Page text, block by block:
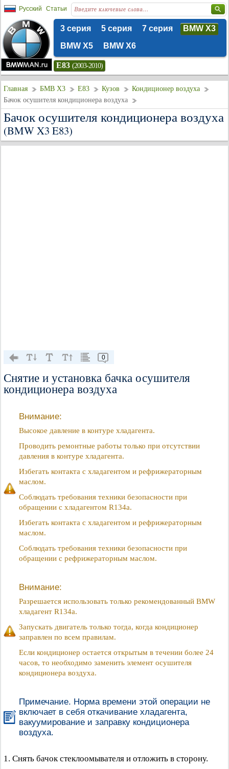
Русский Статьи
3 серия 5 серия 7 серия
BMW X3
BMW X5
BMW X6
E83 (2003-2010)
Главная БМВ Х3 E83 Кузов
Кондиционер воздуха
Бачок осушителя кондиционера воздуха
Бачок осушителя кондиционера воздуха
(BMW X3 E83)
0
Снятие и установка бачка осушителя
кондиционера воздуха
Внимание:
Высокое давление в контуре хладагента.
Проводить ремонтные работы только при отсутствии
давления в контуре хладагента.
Избегать контакта с хладагентом и рефрижераторным
маслом.
Соблюдать требования техники безопасности при
обращении с хладагентом R134a.
Избегать контакта с хладагентом и рефрижераторным
маслом.
Соблюдать требования техники безопасности при
обращении с рефрижераторным маслом.
Внимание:
Разрешается использовать только рекомендованный BMW
хладагент R134a.
Запускать двигатель только тогда, когда кондиционер
заправлен по всем правилам.
Если кондиционер остается открытым в течении более 24
часов, то необходимо заменить элемент осушителя
кондиционера воздуха.
Примечание. Норма времени этой операции не
включает в себя откачивание хладагента,
вакуумирование и заправку кондиционера
воздуха.
1. Снять бачок стеклоомывателя и отложить в сторону.